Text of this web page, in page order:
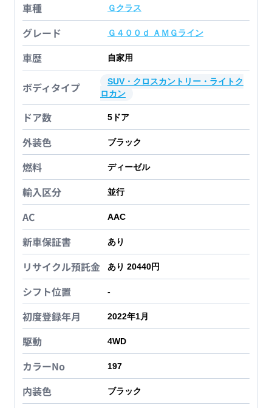
車種 Ｇクラス
グレード Ｇ４００ｄ ＡＭＧライン
車歴 自家用
ボディタイプ
SUV・クロスカントリー・ライトク
ロカン
ドア数 5 ドア
外装色 ブラック
燃料 ディーゼル
輸入区分 並行
AC AAC
新車保証書 あり
リサイクル預託金 あり 20440円
シフト位置 -
初度登録年月 2022年1月
駆動 4WD
カラーNo 197
内装色 ブラック